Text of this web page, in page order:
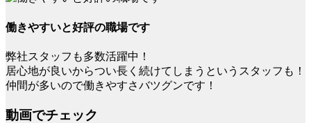
働きやすいと好評の職場です
弊社スタッフも多数活躍中！
居心地が良いからつい長く続けてしまうというスタッフも！
仲間が多いので働きやすさバツグンです！
動画でチェック